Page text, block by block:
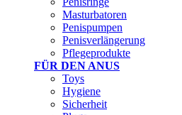
Masturbatoren
Penispumpen
Penisverlängerung
Pflegeprodukte
FÜR DEN ANUS
Toys
Hygiene
Sicherheit